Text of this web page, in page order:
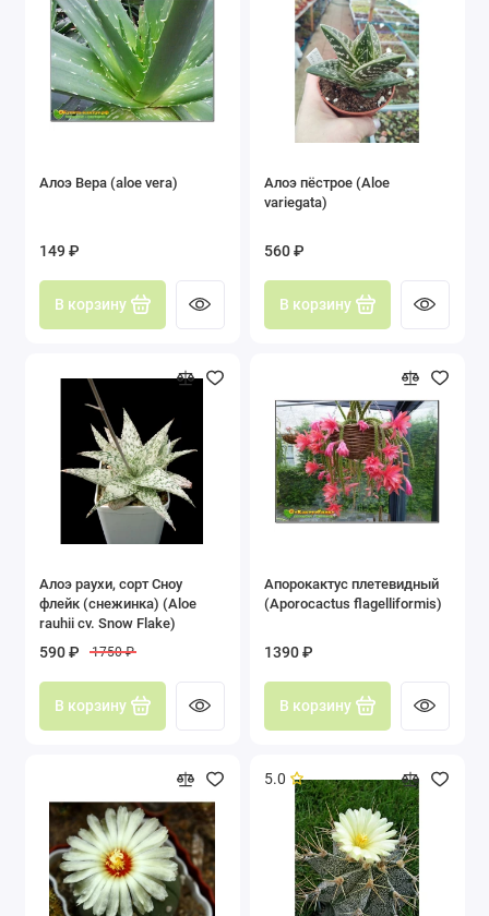
Алоэ Вера (aloe vera)
149 ₽
В корзину
Алоэ пёстрое (Aloe
variegata)
560 ₽
В корзину
Алоэ раухи, сорт Сноу
флейк (снежинка) (Aloe
rauhii cv. Snow Flake)
590 ₽ 1750 ₽
В корзину
Апорокактус плетевидный
(Aporocactus flagelliformis)
1390 ₽
В корзину
5.0